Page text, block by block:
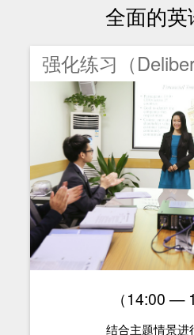
全面的英
强化练习（
（14:00 —
结合主题情景进